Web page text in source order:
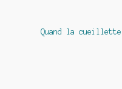
Article
Quand la cueillette